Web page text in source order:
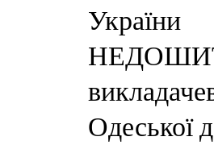
України
Одеської